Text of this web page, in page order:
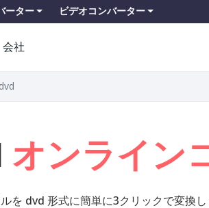
ーター ビデオコンバーター
会社
オンライン
を dvd 形式に簡単に3クリックで変換し